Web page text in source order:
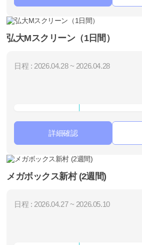
弘大Mスクリーン（1日間）
日程 : 2026.04.28 ~ 2026.04.28
詳細確認
メガボックス新村 (2週間)
日程 : 2026.04.27 ~ 2026.05.10